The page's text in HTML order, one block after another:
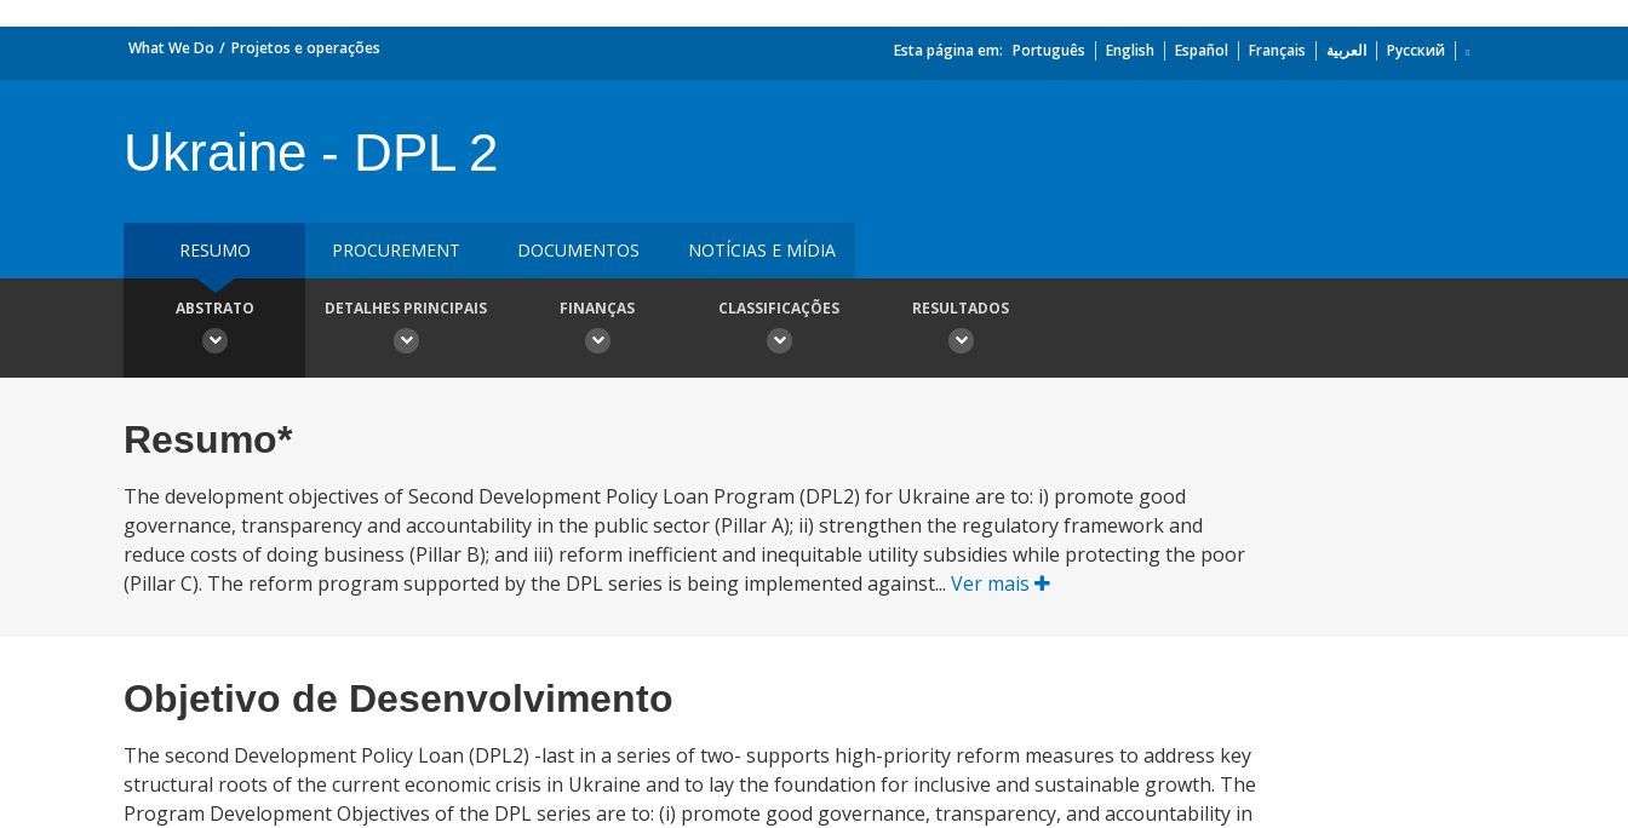
What We Do Projetos e operações Esta página em: Português English Español Français العربية Русский
Ukraine - DPL 2
RESUMO PROCUREMENT DOCUMENTOS NOTÍCIAS E MÍDIA
ABSTRATO DETALHES PRINCIPAIS FINANÇAS CLASSIFICAÇÕES RESULTADOS
Resumo*
The development objectives of Second Development Policy Loan Program (DPL2) for Ukraine are to: i) promote good
governance, transparency and accountability in the public sector (Pillar A); ii) strengthen the regulatory framework and
reduce costs of doing business (Pillar B); and iii) reform inefficient and inequitable utility subsidies while protecting the poor
(Pillar C). The reform program supported by the DPL series is being implemented against... Ver mais
Objetivo de Desenvolvimento
The second Development Policy Loan (DPL2) -last in a series of two- supports high-priority reform measures to address key
structural roots of the current economic crisis in Ukraine and to lay the foundation for inclusive and sustainable growth. The
Program Development Objectives of the DPL series are to: (i) promote good governance, transparency, and accountability in